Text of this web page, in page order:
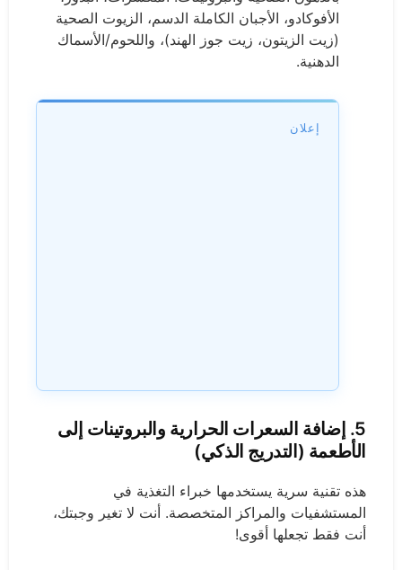
الأفوكادو، الأجبان الكاملة الدسم، الزيوت الصحية
(زيت الزيتون، زيت جوز الهند)، واللحوم/الأسماك
الدهنية.
إعلان
5.
إضافة السعرات الحرارية والبروتينات إلى
الأطعمة (التدريج الذكي)
هذه تقنية سرية يستخدمها خبراء التغذية في
المستشفيات والمراكز المتخصصة. أنت لا تغير وجبتك،
أنت فقط تجعلها أقوى!